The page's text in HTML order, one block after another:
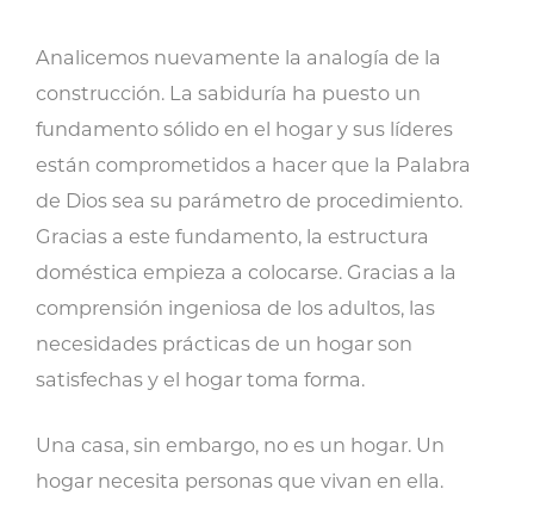
Analicemos nuevamente la analogía de la
construcción. La sabiduría ha puesto un
fundamento sólido en el hogar y sus líderes
están comprometidos a hacer que la Palabra
de Dios sea su parámetro de procedimiento.
Gracias a este fundamento, la estructura
doméstica empieza a colocarse. Gracias a la
comprensión ingeniosa de los adultos, las
necesidades prácticas de un hogar son
satisfechas y el hogar toma forma.
Una casa, sin embargo, no es un hogar. Un
hogar necesita personas que vivan en ella.